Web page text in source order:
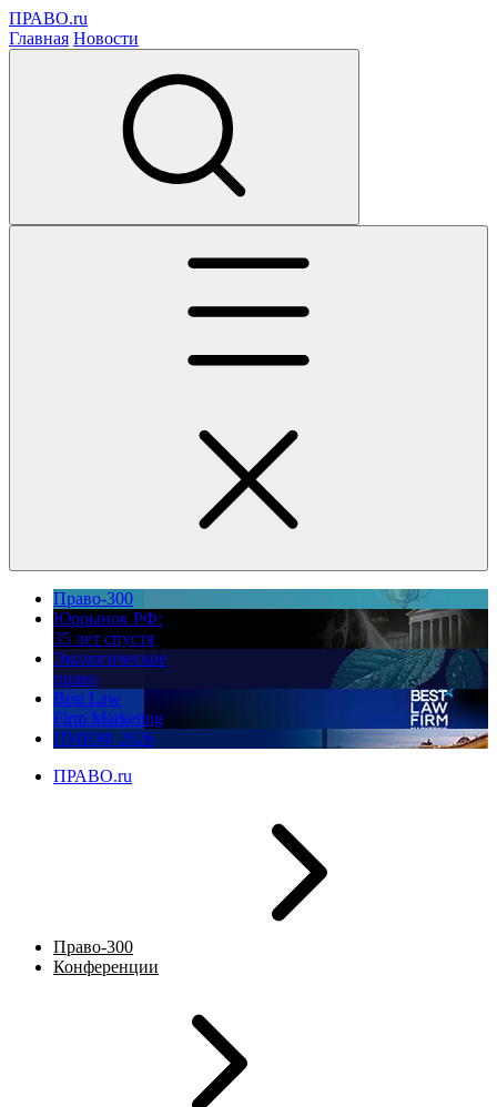
ПРАВО.ru
Главная Новости
Право-300
Юррынок РФ:
35 лет спустя
Экологическое
право
Best Law
Firm Marketing
ПМЮФ 2026
ПРАВО.ru
Право-300
Конференции